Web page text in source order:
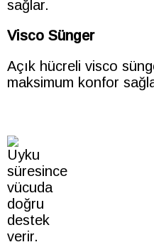
Visco Sünger
Açık hücreli visco
maksimum konfor